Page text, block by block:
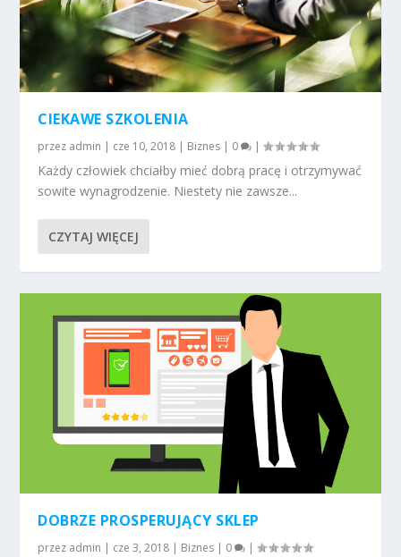
CIEKAWE SZKOLENIA
przez admin | cze 10, 2018 | Biznes | 0 |
Każdy człowiek chciałby mieć dobrą pracę i otrzymywać
sowite wynagrodzenie. Niestety nie zawsze...
CZYTAJ WIĘCEJ
DOBRZE PROSPERUJĄCY SKLEP
przez admin | cze 3, 2018 | Biznes | 0 |